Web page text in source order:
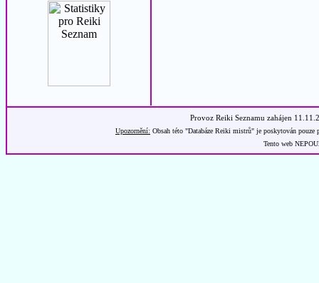
Provoz Reiki Seznamu zahájen
Upozornění: Obsah této "Databáze Reiki mistrů" je poskytován
Tento web